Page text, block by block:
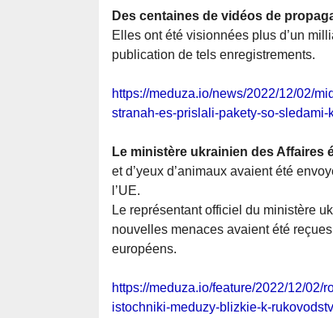
Des centaines de vidéos de
Elles ont été visionnées plus d’un
publication de tels enregistrements.
https://meduza.io/news/2022/12/02/
stranah-es-prislali-pakety-so-sledami-
Le ministère ukrainien des Affaires
et d’yeux d’animaux avaient été
l’UE.
Le représentant officiel du ministère
nouvelles menaces avaient été
européens.
https://meduza.io/feature/2022/12/
istochniki-meduzy-blizkie-k-